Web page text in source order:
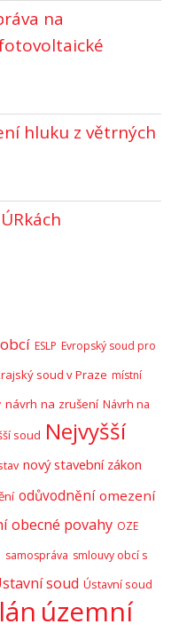
na
hluku z větrných
ESLP Evropský soud pro
soud v Praze místní
návrh na zrušení Návrh na
soud Nejvyšší
nový stavební zákon
odůvodnění omezení
obecné povahy OZE
samospráva smlouvy obcí s
soud Ústavní soud
územní